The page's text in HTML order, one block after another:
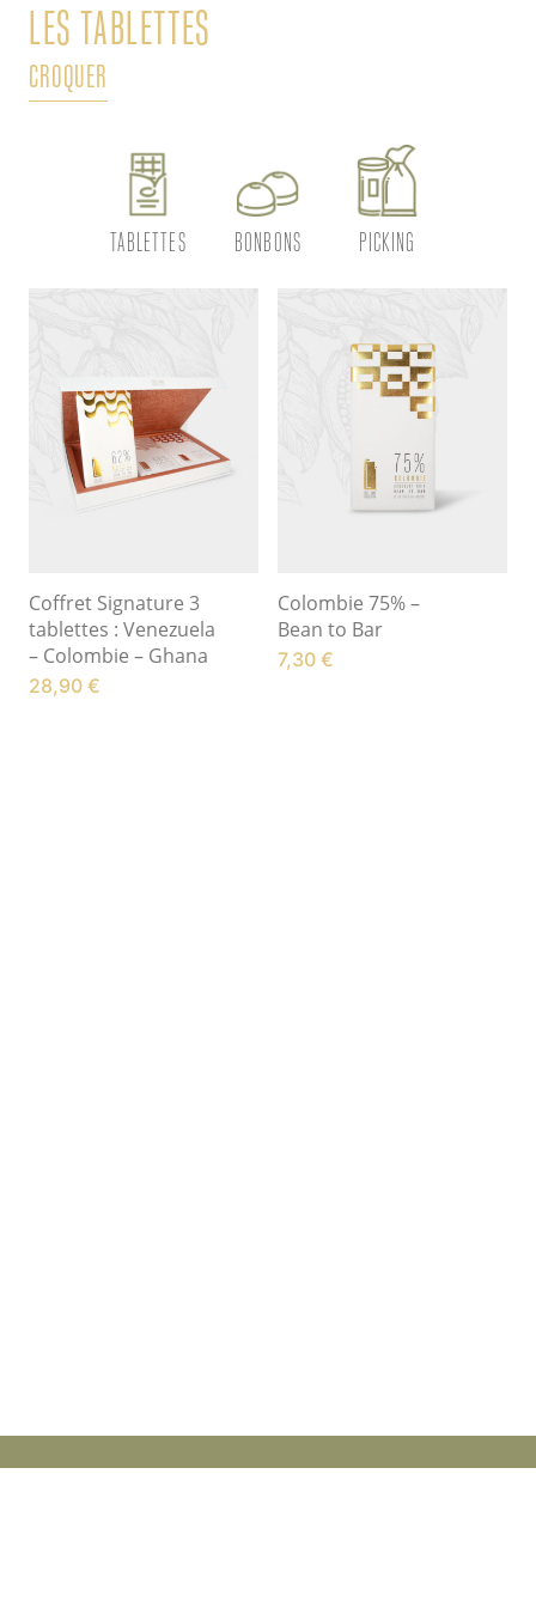
LES TABLETTES
CROQUER
TABLETTES BONBONS PICKING
Coffret Signature 3
tablettes : Venezuela
– Colombie – Ghana
28,90 €
Colombie 75% –
Bean to Bar
7,30 €